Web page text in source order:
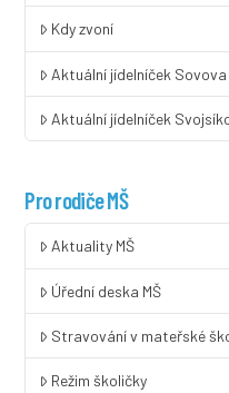
Kdy zvoní
Aktuální jídelníček Sovova
Aktuální jídelníček
Pro rodiče MŠ
Aktuality MŠ
Úřední deska MŠ
Stravování v mateřské
Režim školičky